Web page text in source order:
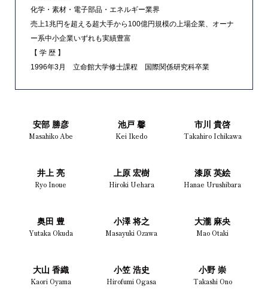
化学・素材・電子部品・エネルギー業界
売上1兆円を超える超大手から100億円規模の上場企業、オーナ
ー系中小企業いずれも実績豊富
【 学 歴 】
1996年3月 立命館大学修士課程 国際関係研究科卒業
安部 勝彦
Masahiko Abe
池戸 馨
Kei Ikedo
市川 貴啓
Takahiro Ichikawa
井上 亮
Ryo Inoue
上原 宏樹
Hiroki Uehara
漆原 英絵
Hanae Urushibara
奥田 豊
Yutaka Okuda
小澤 将之
Masayuki Ozawa
大瀧 麻央
Mao Otaki
大山 香織
Kaori Oyama
小笠 浩史
Hirofumi Ogasa
小野 崇
Takashi Ono